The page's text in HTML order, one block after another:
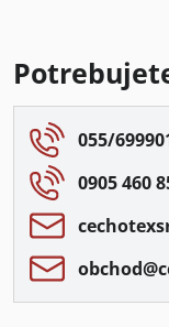
055/
0905 460